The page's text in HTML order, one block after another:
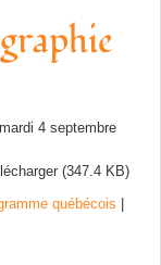
mardi 4 septembre
(347.4 KB)
québécois